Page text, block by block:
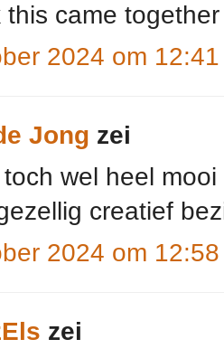
this came
2024 om 12:41
Jong zei
toch wel heel
creatief
2024 om 12:58
zei